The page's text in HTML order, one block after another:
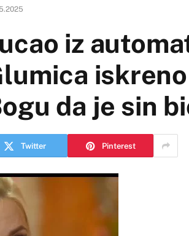
iz
da je sin
Twitter Pinterest